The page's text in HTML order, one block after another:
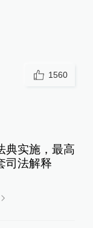
1560
典实施，最高
司法解释